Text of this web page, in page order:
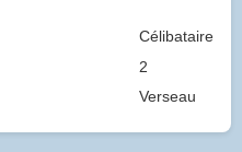
Célibataire
2
Verseau